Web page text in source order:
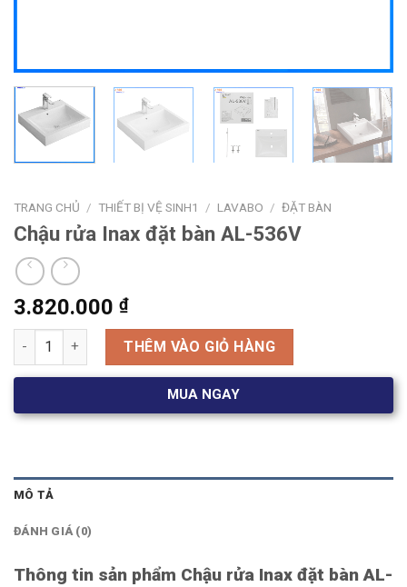
TRANG CHỦ / THIẾT BỊ VỆ SINH1 / LAVABO / ĐẶT BÀN
Chậu rửa Inax đặt bàn AL-536V
3.820.000 ₫
Chậu rửa Inax đặt bàn AL-536V số lượng
THÊM VÀO GIỎ HÀNG
MUA NGAY
MÔ TẢ
ĐÁNH GIÁ (0)
Thông tin sản phẩm Chậu rửa Inax đặt bàn AL-